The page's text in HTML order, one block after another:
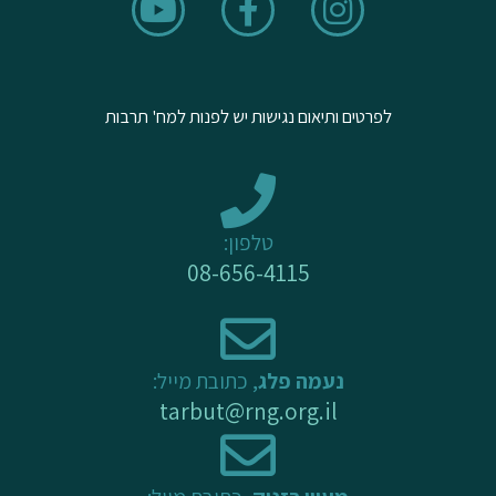
s
g
c
o
k
-
f
u
b
לפרטים ותיאום נגישות יש לפנות למח' תרבות
טלפון:
08-656-4115
נעמה פלג, כתובת מייל:
tarbut@rng.org.il